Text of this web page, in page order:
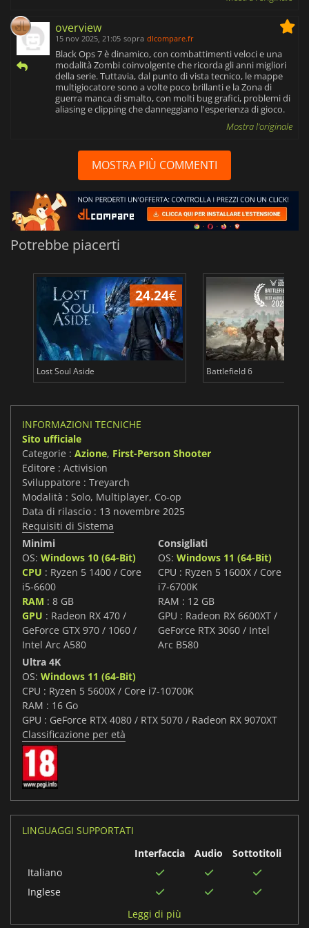
overview
15 nov 2025, 21:05 sopra dlcompare.fr
Black Ops 7 è dinamico, con combattimenti veloci e una
modalità Zombi coinvolgente che ricorda gli anni migliori
della serie. Tuttavia, dal punto di vista tecnico, le mappe
multigiocatore sono a volte poco brillanti e la Zona di
guerra manca di smalto, con molti bug grafici, problemi di
aliasing e clipping che danneggiano l'esperienza di gioco.
Mostra l'originale
MOSTRA PIÙ COMMENTI
Potrebbe piacerti
24.24€
Lost Soul Aside Battlefield 6
INFORMAZIONI TECNICHE
Sito ufficiale
Categorie : Azione, First-Person Shooter
Editore : Activision
Sviluppatore : Treyarch
Modalità : Solo, Multiplayer, Co-op
Data di rilascio : 13 novembre 2025
Requisiti di Sistema
Minimi
OS: Windows 10 (64-Bit)
CPU : Ryzen 5 1400 / Core
i5-6600
RAM : 8 GB
GPU : Radeon RX 470 /
GeForce GTX 970 / 1060 /
Intel Arc A580
Consigliati
OS: Windows 11 (64-Bit)
CPU : Ryzen 5 1600X / Core
i7-6700K
RAM : 12 GB
GPU : Radeon RX 6600XT /
GeForce RTX 3060 / Intel
Arc B580
Ultra 4K
OS: Windows 11 (64-Bit)
CPU : Ryzen 5 5600X / Core i7-10700K
RAM : 16 Go
GPU : GeForce RTX 4080 / RTX 5070 / Radeon RX 9070XT
Classificazione per età
LINGUAGGI SUPPORTATI
Interfaccia
Audio
Sottotitoli
Italiano
Inglese
Leggi di più